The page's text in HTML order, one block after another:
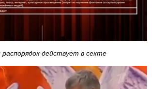
распорядок действует в секте